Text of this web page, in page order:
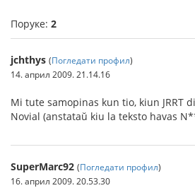
Поруке: 2
jchthys (Погледати профил)
14. април 2009. 21.14.16
Mi tute samopinas kun tio, kiun JRRT
Novial (anstataŭ kiu la teksto havas N*
SuperMarc92 (Погледати профил)
16. април 2009. 20.53.30